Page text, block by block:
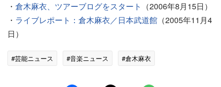
・ 倉木麻衣、ツアーブログをスタート
（2006年8月15日）
・ ライブレポート：倉木麻衣／日本武道館 （2005年11月4
日）
#芸能ニュース #音楽ニュース #倉木麻衣